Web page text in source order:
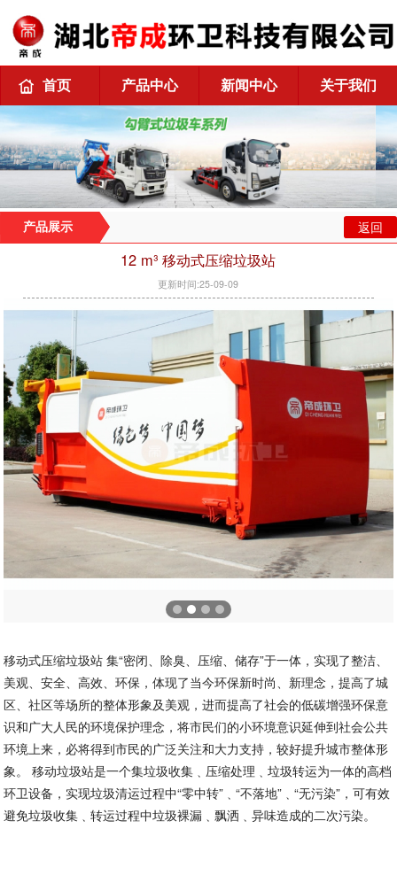
首页 产品中心 新闻中心 关于我们
产品展示 返回
12 m³ 移动式压缩垃圾站
更新时间:25-09-09
移动式压缩垃圾站 集“密闭、除臭、压缩、储存”于一体，实现了整洁、
美观、安全、高效、环保，体现了当今环保新时尚、新理念，提高了城
区、社区等场所的整体形象及美观，进而提高了社会的低碳增强环保意
识和广大人民的环境保护理念，将市民们的小环境意识延伸到社会公共
环境上来，必将得到市民的广泛关注和大力支持，较好提升城市整体形
象。 移动垃圾站是一个集垃圾收集﹑压缩处理﹑垃圾转运为一体的高档
环卫设备，实现垃圾清运过程中“零中转”﹑“不落地”﹑“无污染”，可有效
避免垃圾收集﹑转运过程中垃圾裸漏﹑飘洒﹑异味造成的二次污染。